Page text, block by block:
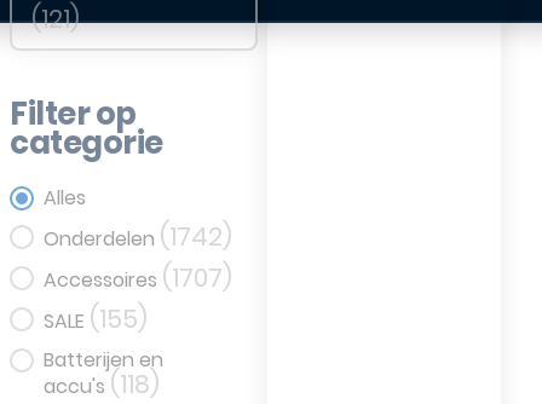
(121)
Filter op
categorie
Filter op categorie
Alles
Onderdelen (1742)
Accessoires (1707)
SALE (155)
Batterijen en
accu's (118)